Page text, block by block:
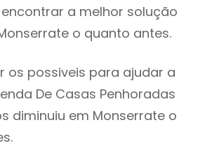
a melhor solução
o quanto antes.
os possiveis para ajudar a
De Casas Penhoradas
diminuiu em Monserrate o